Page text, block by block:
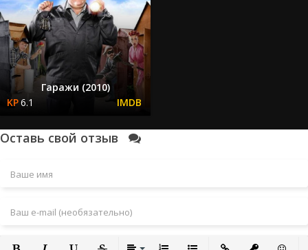
Гаражи (2010)
6.1
Оставь свой отзыв